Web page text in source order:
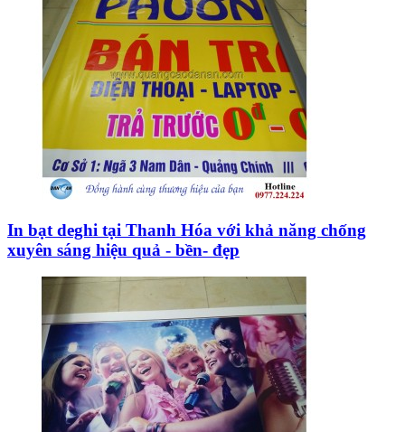
In bạt deghi tại Thanh Hóa với khả năng chống
xuyên sáng hiệu quả - bền- đẹp